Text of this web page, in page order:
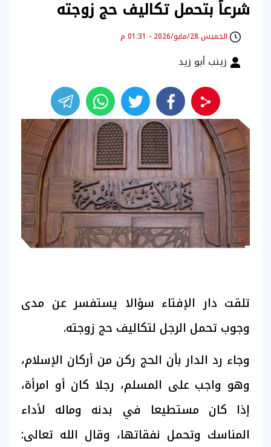
شرعاً بتحمل تكاليف حج زوجته
الخميس 28/مايو/2026 - 01:31 م
زينب أبو زيد
تلقت دار الإفتاء سؤالا يستفسر عن مدى
وجوب تحمل الرجل لتكاليف حج زوجته.
وجاء رد الدار بأن الحج ركن من أركان الإسلام،
وهو واجب على المسلم، رجلا كان أو امرأة،
إذا كان مستطيعا في بدنه وماله لأداء
المناسك وتحمل نفقاتها، وقال الله تعالى: